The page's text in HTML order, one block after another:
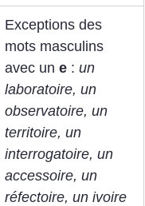
Exceptions des
mots masculins
avec un e : un
laboratoire, un
observatoire, un
territoire, un
interrogatoire, un
accessoire, un
réfectoire, un ivoire